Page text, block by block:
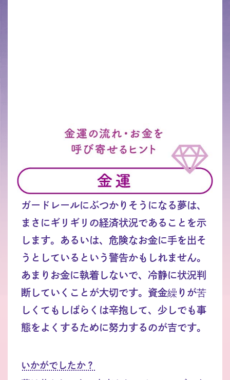
ガードレールにぶつかりそうになる夢は、
まさにギリギリの経済状況であることを示
します。あるいは、危険なお金に手を出そ
うとしているという警告かもしれません。
あまりお金に執着しないで、冷静に状況判
断していくことが大切です。資金繰りが苦
しくてもしばらくは辛抱して、少しでも事
態をよくするために努力するのが吉です。
いかがでしたか？